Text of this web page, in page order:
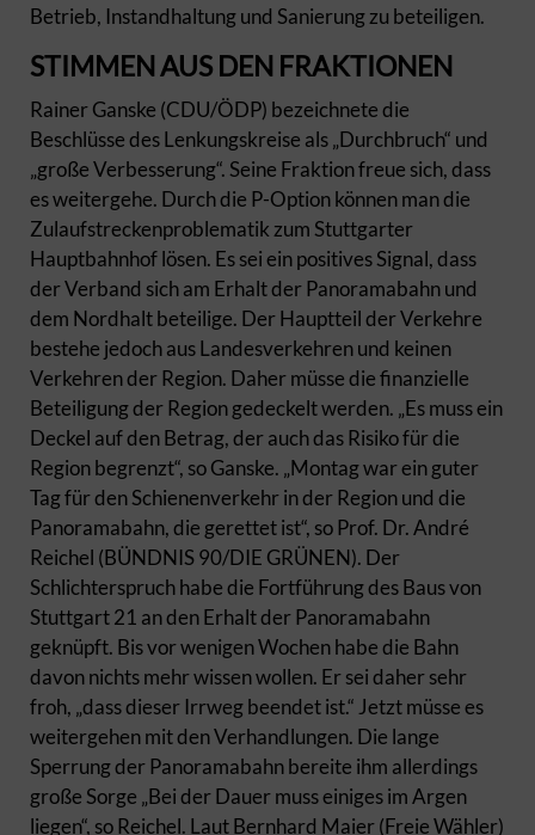
Betrieb, Instandhaltung und Sanierung zu beteiligen.
STIMMEN AUS DEN FRAKTIONEN
Rainer Ganske (CDU/ÖDP) bezeichnete die
Beschlüsse des Lenkungskreise als „Durchbruch“ und
„große Verbesserung“. Seine Fraktion freue sich, dass
es weitergehe. Durch die P-Option können man die
Zulaufstreckenproblematik zum Stuttgarter
Hauptbahnhof lösen. Es sei ein positives Signal, dass
der Verband sich am Erhalt der Panoramabahn und
dem Nordhalt beteilige. Der Hauptteil der Verkehre
bestehe jedoch aus Landesverkehren und keinen
Verkehren der Region. Daher müsse die finanzielle
Beteiligung der Region gedeckelt werden. „Es muss ein
Deckel auf den Betrag, der auch das Risiko für die
Region begrenzt“, so Ganske. „Montag war ein guter
Tag für den Schienenverkehr in der Region und die
Panoramabahn, die gerettet ist“, so Prof. Dr. André
Reichel (BÜNDNIS 90/DIE GRÜNEN). Der
Schlichterspruch habe die Fortführung des Baus von
Stuttgart 21 an den Erhalt der Panoramabahn
geknüpft. Bis vor wenigen Wochen habe die Bahn
davon nichts mehr wissen wollen. Er sei daher sehr
froh, „dass dieser Irrweg beendet ist.“ Jetzt müsse es
weitergehen mit den Verhandlungen. Die lange
Sperrung der Panoramabahn bereite ihm allerdings
große Sorge „Bei der Dauer muss einiges im Argen
liegen“, so Reichel. Laut Bernhard Maier (Freie Wähler)